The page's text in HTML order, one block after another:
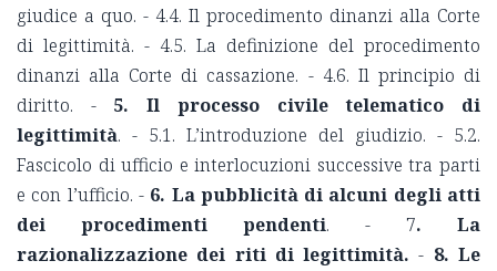
giudice a quo. - 4.4. Il procedimento dinanzi alla Corte
di legittimità. - 4.5. La definizione del procedimento
dinanzi alla Corte di cassazione. - 4.6. Il principio di
diritto. - 5. Il processo civile telematico di
legittimità. - 5.1. L’introduzione del giudizio. - 5.2.
Fascicolo di ufficio e interlocuzioni successive tra parti
e con l’ufficio. - 6. La pubblicità di alcuni degli atti
dei procedimenti pendenti. - 7. La
razionalizzazione dei riti di legittimità. - 8. Le